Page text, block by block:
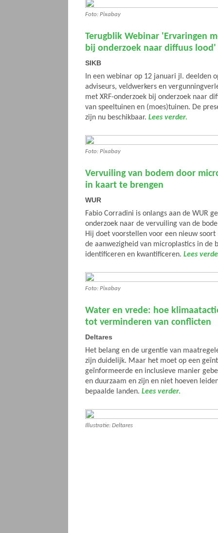
Foto: Pixabay
Terugblik Webinar 'Ervaringen
bij onderzoek naar diffuus lood'
SIKB
In een webinar op 12 januari jl. deelden
adviseurs, veldwerkers en
met XRF-onderzoek bij onderzoek naar
van speeltuinen en (moes)tuinen. De
zijn nu beschikbaar. Lees verder.
Foto: Pixabay
Vervuiling van bodem door
in kaart te brengen
WUR
Fabio Corradini is onlangs aan de WUR
onderzoek naar de vervuiling van de
Hij doet voorstellen voor een nieuw soort
de aanwezigheid van microplastics in de
identificeren en kwantificeren. Lees
Foto: Pixabay
Water en vrede: hoe
tot verminderen van conflicten
Deltares
Het belang en de urgentie van
zijn duidelijk. Maar het moet op een
geïnformeerde en inclusieve manier
en duurzaam en zijn en niet hoeven
bepaalde landen. Lees verder.
Illustratie: Deltares